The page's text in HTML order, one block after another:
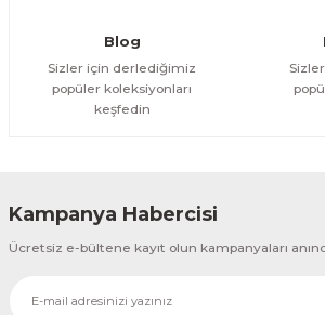
Blog
Sizler için derlediğimiz
popüler koleksiyonları
keşfedin
Kampanya Habercisi
Ücretsiz e-bültene kayıt olun kampanyaları